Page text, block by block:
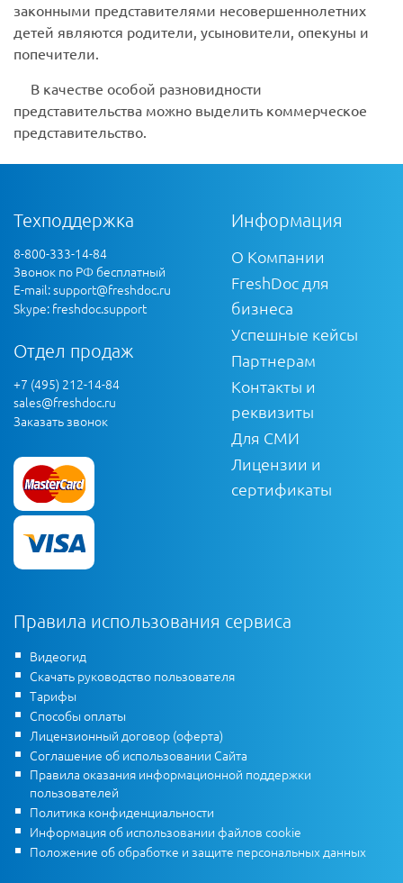
законными представителями несовершеннолетних
детей являются родители, усыновители, опекуны и
попечители.
В качестве особой разновидности
представительства можно выделить коммерческое
представительство.
Техподдержка
8-800-333-14-84
Звонок по РФ бесплатный
E-mail:support@freshdoc.ru
Skype: freshdoc.support
Отдел продаж
+7 (495) 212-14-84
sales@freshdoc.ru
Заказать звонок
Информация
О Компании
FreshDoc для
бизнеса
Успешные кейсы
Партнерам
Контакты и
реквизиты
Для СМИ
Лицензии и
сертификаты
Правила использования сервиса
Видеогид
Скачать руководство пользователя
Тарифы
Способы оплаты
Лицензионный договор (оферта)
Соглашение об использовании Сайта
Правила оказания информационной поддержки
пользователей
Политика конфиденциальности
Информация об использовании файлов cookie
Положение об обработке и защите персональных данных